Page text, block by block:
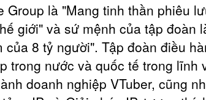
Group là "Mang tinh thần phiêu
giới" và sứ mệnh của tập đoàn
của 8 tỷ người". Tập đoàn điều
trong nước và quốc tế trong lĩnh
doanh nghiệp VTuber, cũng